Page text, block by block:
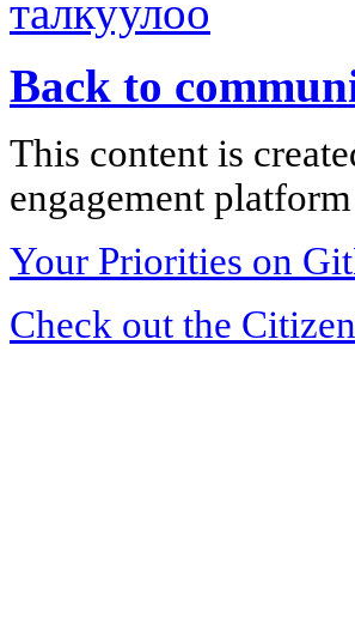
талкуулоо
Back to
This content is
engagement
Your Priorities on
Check out the